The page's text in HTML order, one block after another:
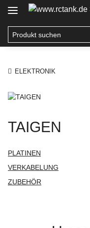
ELEKTRONIK
TAIGEN
PLATINEN
VERKABELUNG
ZUBEHÖR